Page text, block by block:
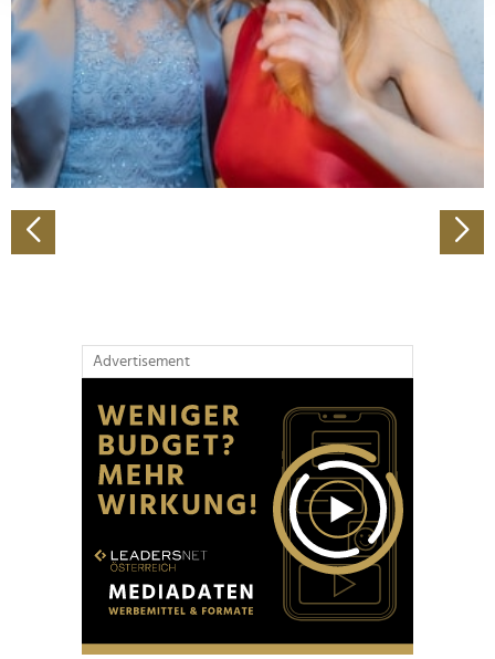
Abschnitt Einzelheiten fest.
Wir verwenden Cookies, um Inhalte und Anzeigen zu
personalisieren, Funktionen für soziale Medien anbieten
zu können und die Zugriffe auf unsere Website zu
analysieren. Außerdem geben wir Informationen zu Ihrer
Verwendung unserer Website an unsere Partner für
Partner führen diese Informationen möglicherweise mit
weiteren Daten zusammen, die Sie ihnen bereitgestellt
Advertisement